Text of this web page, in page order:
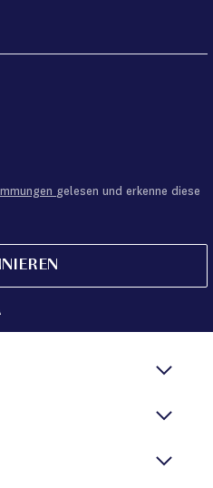
gelesen und erkenne diese